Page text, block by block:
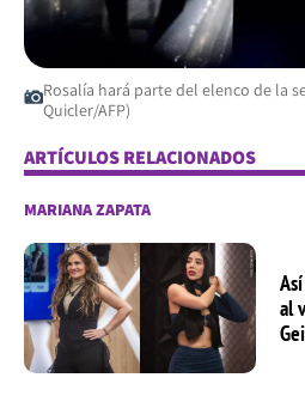
Rosalía hará parte del elenco de la
Quicler/AFP)
ARTÍCULOS RELACIONADOS
MARIANA ZAPATA
al